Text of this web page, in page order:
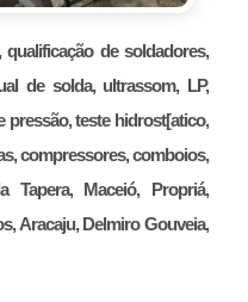
de soldadores,
de solda, ultrassom, LP,
pressão, teste hidrost[atico,
compressores, comboios,
Tapera, Maceió, Propriá,
Aracaju, Delmiro Gouveia,